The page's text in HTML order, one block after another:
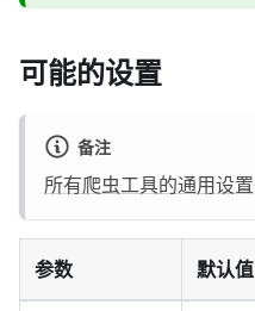
可能的设置
备注
所有爬虫工具的通用设置
参数 默认值